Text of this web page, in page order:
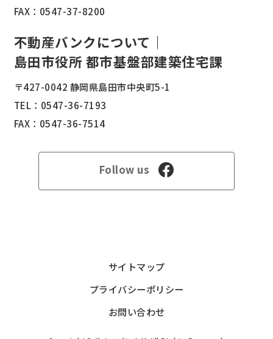
FAX：0547-37-8200
不動産バンクについて｜
島田市役所 都市基盤部建築住宅課
〒427-0042 静岡県島田市中央町5-1
TEL： 0547-36-7193
FAX：0547-36-7514
Follow us
サイトマップ
プライバシーポリシー
お問い合わせ